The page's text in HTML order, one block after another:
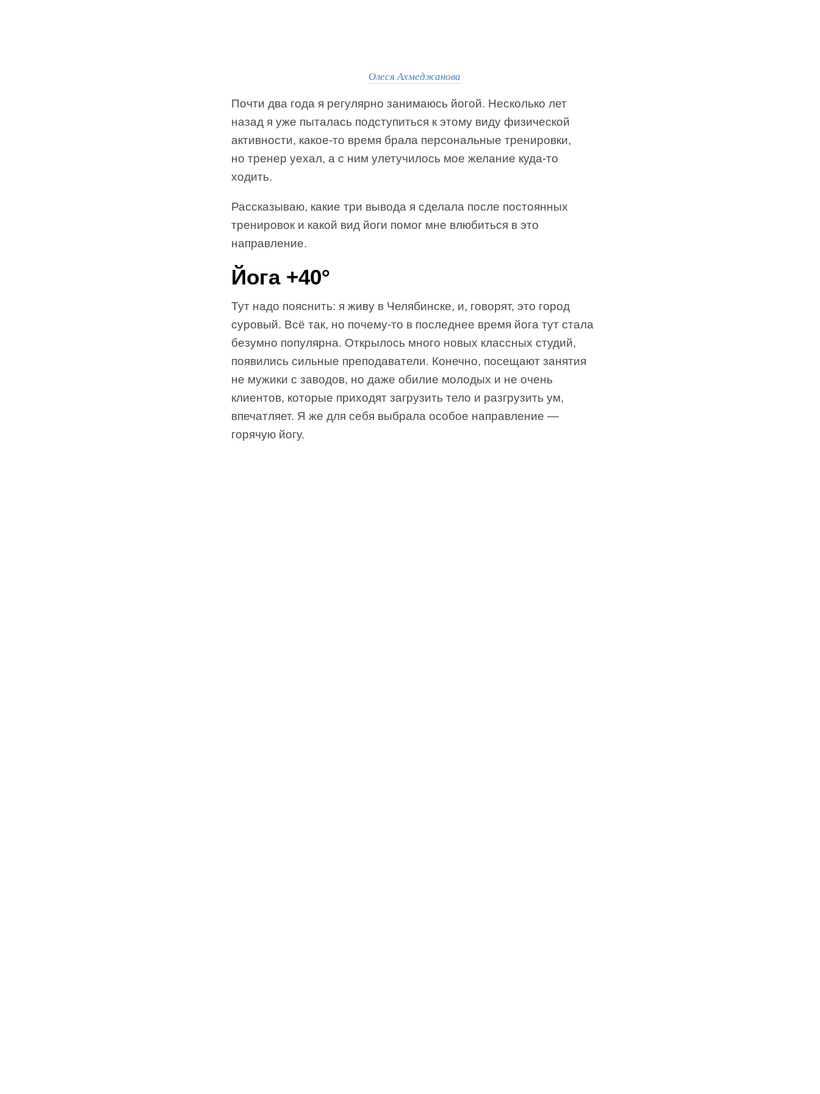
Олеся Ахмеджанова
Почти два года я регулярно занимаюсь йогой. Несколько лет
назад я уже пыталась подступиться к этому виду физической
активности, какое-то время брала персональные тренировки,
но тренер уехал, а с ним улетучилось мое желание куда-то
ходить.
Рассказываю, какие три вывода я сделала после постоянных
тренировок и какой вид йоги помог мне влюбиться в это
направление.
Йога +40°
Тут надо пояснить: я живу в Челябинске, и, говорят, это город
суровый. Всё так, но почему-то в последнее время йога тут стала
безумно популярна. Открылось много новых классных студий,
появились сильные преподаватели. Конечно, посещают занятия
не мужики с заводов, но даже обилие молодых и не очень
клиентов, которые приходят загрузить тело и разгрузить ум,
впечатляет. Я же для себя выбрала особое направление —
горячую йогу.